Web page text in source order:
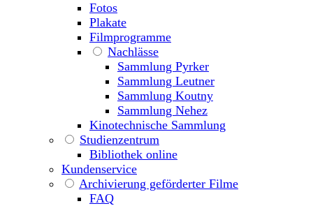
Fotos
Plakate
Filmprogramme
Nachlässe
Sammlung Pyrker
Sammlung Leutner
Sammlung Koutny
Sammlung Nehez
Kinotechnische Sammlung
Studienzentrum
Bibliothek online
Kundenservice
Archivierung geförderter Filme
FAQ